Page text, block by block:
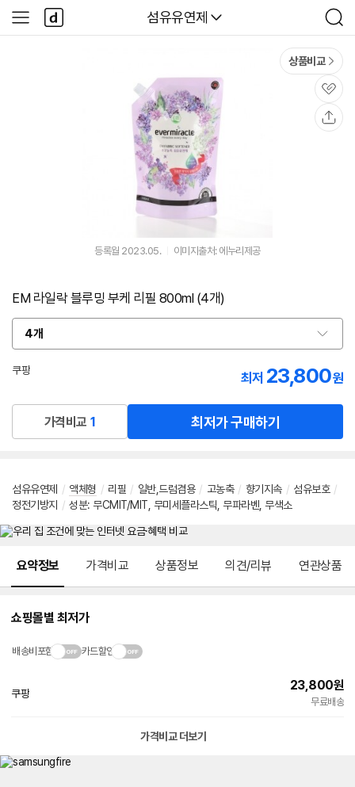
다나와
섬유유연제
검
색
사
이
다
나
와
상품비교
관
심
등록월 2023.05. 이미지출처: 에누리제공
EM 라일락 블루밍 부케 리필 800ml (4개)
4개
옵
션
선
쿠팡
최저 23,800원
가격비교 1 최저가 구매하기
섬유유연제 / 액체형 / 리필 / 일반,드럼겸용 / 고농축 / 향기지속 / 섬유보호 /
정전기방지
/ 성분: 무CMIT/MIT 무미세플라스틱 무파라벤 무색소
요약정보 가격비교 상품정보 의견/리뷰 연관상품
쇼핑몰별 최저가
배송비포함 카드할인
쿠팡
23,800원
무료배송
가격비교 더보기